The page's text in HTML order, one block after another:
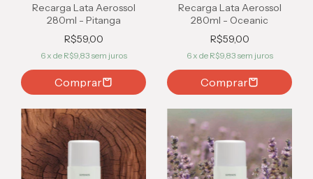
Recarga Lata Aerossol
280ml - Pitanga
R$59,00
6 x de R$9,83 sem juros
Recarga Lata Aerossol
280ml - Oceanic
R$59,00
6 x de R$9,83 sem juros